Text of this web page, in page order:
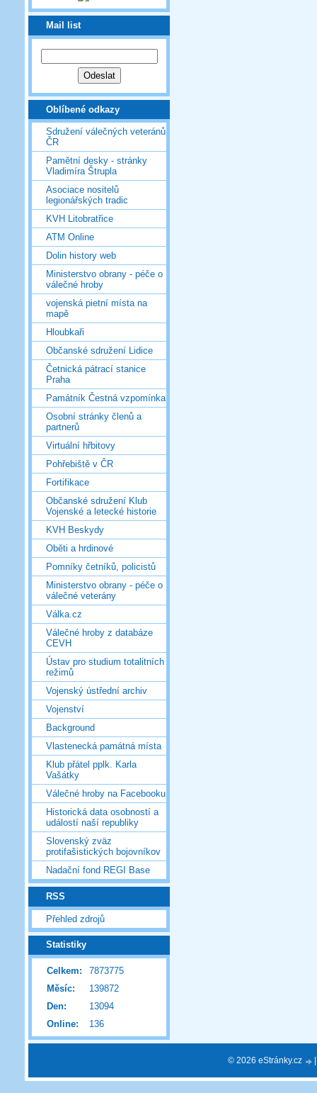
Mail list
Oblíbené odkazy
Sdružení válečných veteránů
ČR
Pamětní desky - stránky
Vladimíra Štrupla
Asociace nositelů
legionářských tradic
KVH Litobratřice
ATM Online
Dolin history web
Ministerstvo obrany - péče o
válečné hroby
vojenská pietní místa na
mapě
Hloubkaři
Občanské sdružení Lidice
Četnická pátrací stanice
Praha
Památník Čestná vzpomínka
Osobní stránky členů a
partnerů
Virtuální hřbitovy
Pohřebiště v ČR
Fortifikace
Občanské sdružení Klub
Vojenské a letecké historie
KVH Beskydy
Oběti a hrdinové
Pomníky četníků, policistů
Ministerstvo obrany - péče o
válečné veterány
Válka.cz
Válečné hroby z databáze
CEVH
Ústav pro studium totalitních
režimů
Vojenský ústřední archiv
Vojenství
Background
Vlastenecká památná místa
Klub přátel pplk. Karla
Vašátky
Válečné hroby na Facebooku
Historická data osobností a
událostí naší republiky
Slovenský zväz
protifašistických bojovníkov
Nadační fond REGI Base
RSS
Přehled zdrojů
Statistiky
Online: 136
Celkem:
7873775
Měsíc:
139872
Den:
13094
© 2026 eStránky.cz